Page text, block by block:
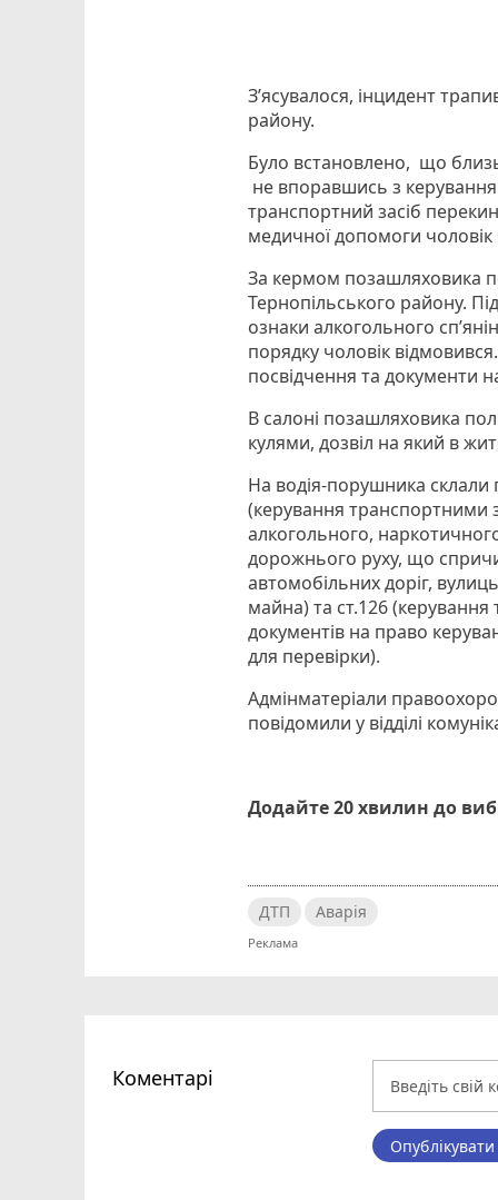
З’ясувалося, інцидент
району.
Було встановлено, що
не впоравшись з
транспортний засіб
медичної допомоги чоловік
За кермом позашляховика
Тернопільського району.
ознаки алкогольного
порядку чоловік
посвідчення та документи
В салоні позашляховика
кулями, дозвіл на який в
На водія-порушника
(керування транспортними
алкогольного,
дорожнього руху, що
автомобільних доріг,
майна) та ст.126
документів на право
для перевірки).
Адмінматеріали
повідомили у відділі
Додайте 20 хвилин до
ДТП Аварія
Коментарі